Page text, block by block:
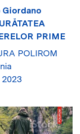
Giordano
PRIME
POLIROM